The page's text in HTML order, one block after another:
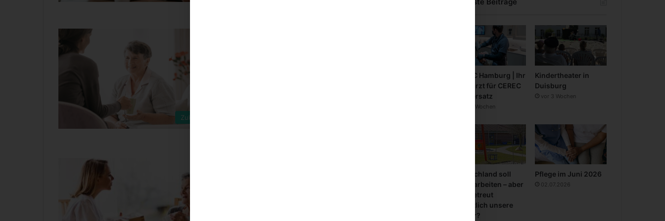
Zukunftsboard
CEREC Hamburg | Ihr
Zahnarzt für CEREC
Zahnersatz
vor 3 Wochen
Kindertheater in
Duisburg
vor 3 Wochen
Deutschland soll
mehr arbeiten – aber
wer betreut
eigentlich unsere
Kinder?
Pflege im Juni 2026
02.07.2026